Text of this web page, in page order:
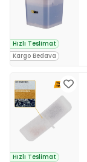
Hızlı Teslimat
Kargo Bedava
Hızlı Teslimat